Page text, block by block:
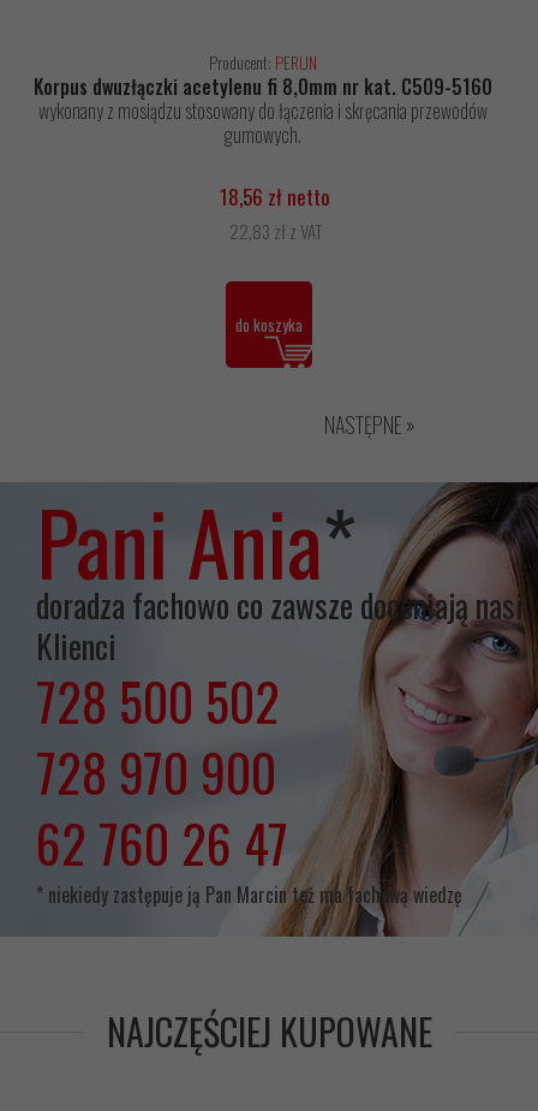
Producent: PERUN
Korpus dwuzłączki acetylenu fi 8,0mm nr kat. C509-5160
wykonany z mosiądzu stosowany do łączenia i skręcania przewodów
gumowych.
18,56 zł netto
22,83 zł z VAT
do koszyka
NASTĘPNE »
Pani Ania*
doradza fachowo co zawsze doceniają nasi
Klienci
728 500 502
lub
728 970 900
lub
62 760 26 47
* niekiedy zastępuje ją Pan Marcin też ma fachową wiedzę
NAJCZĘŚCIEJ KUPOWANE